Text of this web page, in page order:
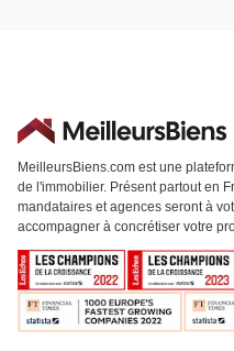
MeilleursBiens.com est une
de l'immobilier. Présent partout en
mandataires et agences seront à
accompagner à concrétiser votre